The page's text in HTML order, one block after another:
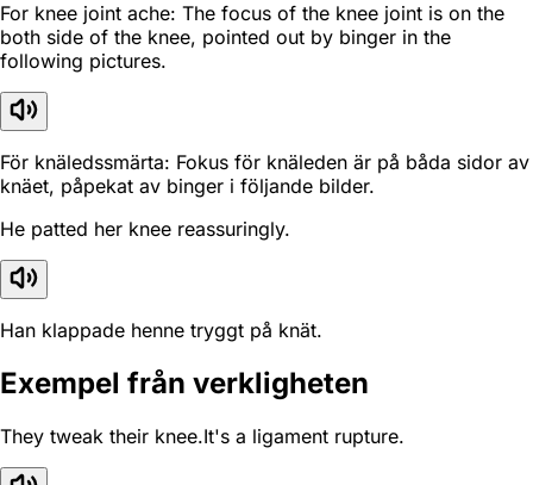
For knee joint ache: The focus of the knee joint is on the
both side of the knee, pointed out by binger in the
following pictures.
För knäledssmärta: Fokus för knäleden är på båda sidor av
knäet, påpekat av binger i följande bilder.
He patted her knee reassuringly.
Han klappade henne tryggt på knät.
Exempel från verkligheten
They tweak their knee.It's a ligament rupture.